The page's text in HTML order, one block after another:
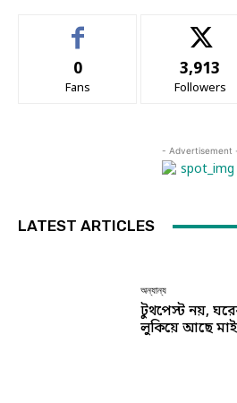
0
Fans
3,913
Followers
- Advertisement
LATEST ARTICLES
অন্যান্য
টুথপেস্ট নয়,
লুকিয়ে আছে